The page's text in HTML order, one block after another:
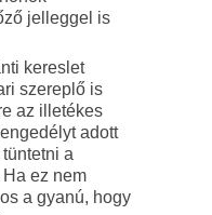
jelleggel is
kereslet
szereplő is
az illetékes
adott
a
ez nem
a gyanú, hogy